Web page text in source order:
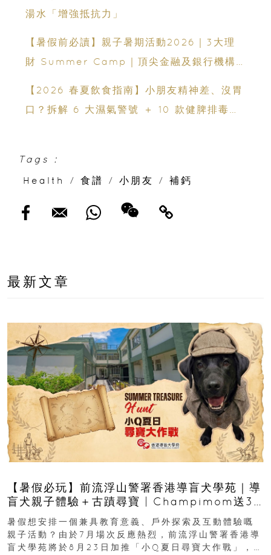
湯水「增強抵抗力」
【暑假前必讀】親子暑期活動2026｜3大理
財 Summer Camp｜頂尖金融及銀行機構
【2026 春夏飲食指南】小朋友精神差、沒胃
口？拆解 6 大濕氣警號 ＋ 10 款健脾排毒祛
Tags :
Health
/ 食譜 / 小朋友 / 補鈣
最新文章
【暑假必玩】前流浮山警署香港導盲犬學苑｜導
盲犬親子體驗＋古蹟尋寶 | Champimom送3
組免費名額
暑假想安排一個兼具教育意義、戶外探索及互動體驗嘅
親子活動？由於7月場次反應熱烈，前流浮山警署香港導
盲犬學苑將於8月23日加推「小Q夏日尋寶大作戰」，家